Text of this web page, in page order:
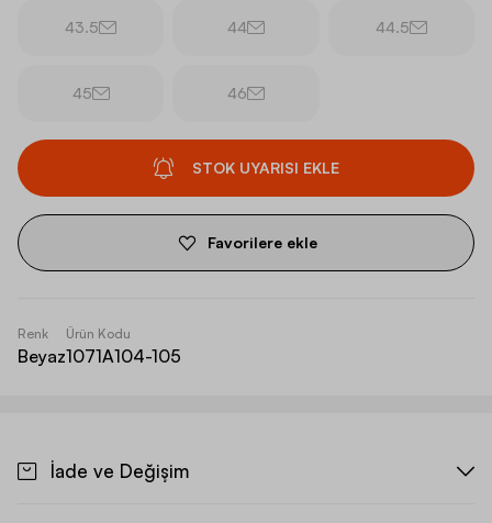
43.5 44 44.5
45 46
STOK UYARISI EKLE
Favorilere ekle
Renk
Beyaz
Ürün Kodu
1071A104-105
İade ve Değişim